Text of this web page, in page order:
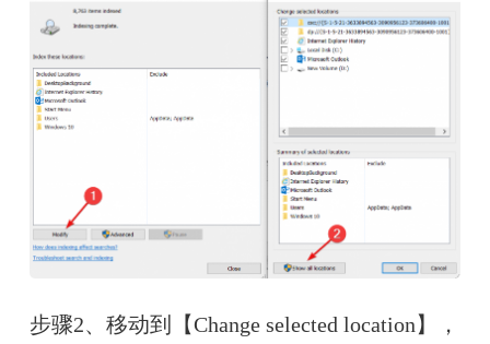
步骤2、移动到【Change selected location】，